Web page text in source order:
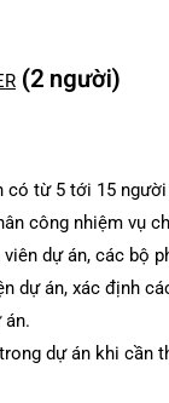
(2 người)
có từ 5 tới 15
công nhiệm vụ
viên dự án, các bộ
dự án, xác định
dự án khi cần